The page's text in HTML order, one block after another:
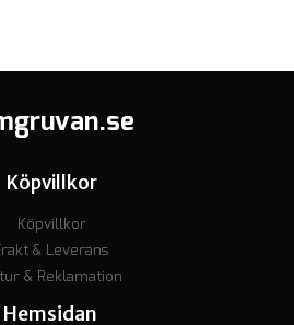
Köpvillkor
Köpvillkor
& Leverans
& Reklamation
Hemsidan